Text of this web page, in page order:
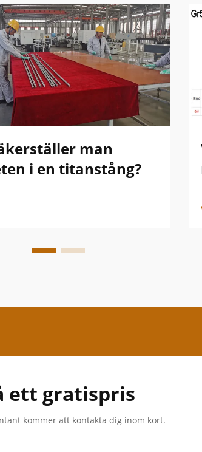
man
i en titanstång?
ett gratispris
kommer att kontakta dig inom kort.